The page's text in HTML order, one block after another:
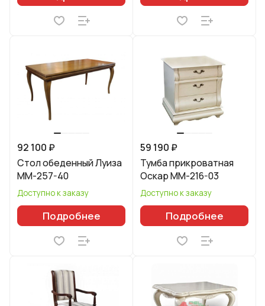
92 100 ₽
Стол обеденный Луиза
ММ-257-40
Доступно к заказу
Подробнее
59 190 ₽
Тумба прикроватная
Оскар ММ-216-03
Доступно к заказу
Подробнее